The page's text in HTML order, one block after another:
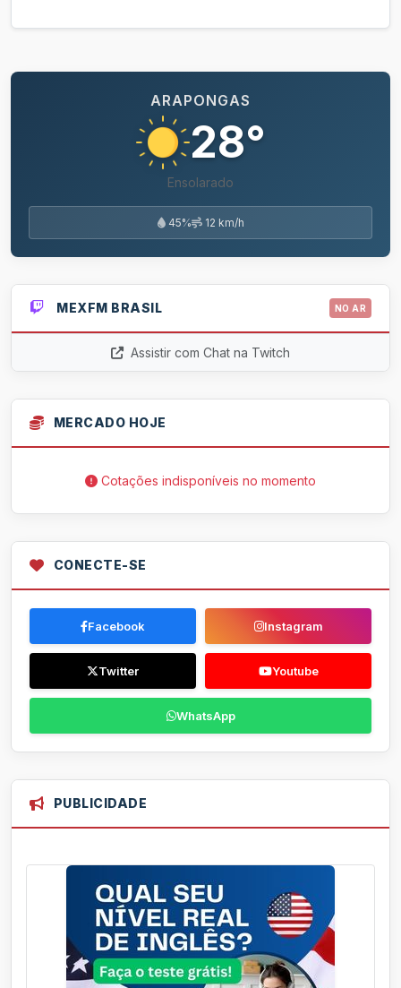
ARAPONGAS
28°
Ensolarado
45% 12 km/h
MEXFM BRASIL NO AR
Assistir com Chat na Twitch
MERCADO HOJE
Cotações indisponíveis no momento
CONECTE-SE
Facebook Instagram
Twitter Youtube
WhatsApp
PUBLICIDADE